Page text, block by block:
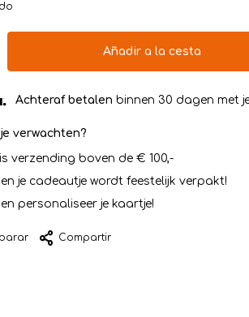
Añadir a la cesta
Achteraf betalen binnen 30 dagen met
verwachten?
verzending boven de € 100,-
je cadeautje wordt feestelijk verpakt!
personaliseer je kaartje!
Compartir